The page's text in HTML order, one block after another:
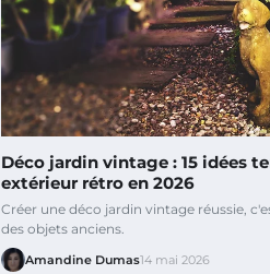
Déco jardin vintage : 15 idées
extérieur rétro en 2026
Créer une déco jardin vintage réussie,
des objets anciens.
Amandine Dumas14 mai 2026